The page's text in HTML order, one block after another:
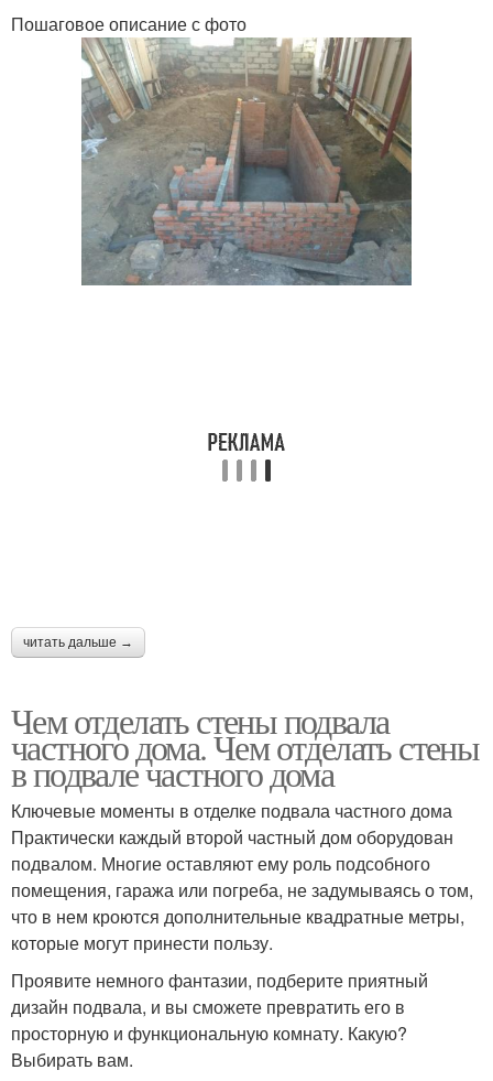
Пошаговое описание с фото
читать дальше →
Чем отделать стены подвала
частного дома. Чем отделать стены
в подвале частного дома
Ключевые моменты в отделке подвала частного дома
Практически каждый второй частный дом оборудован
подвалом. Многие оставляют ему роль подсобного
помещения, гаража или погреба, не задумываясь о том,
что в нем кроются дополнительные квадратные метры,
которые могут принести пользу.
Проявите немного фантазии, подберите приятный
дизайн подвала, и вы сможете превратить его в
просторную и функциональную комнату. Какую?
Выбирать вам.